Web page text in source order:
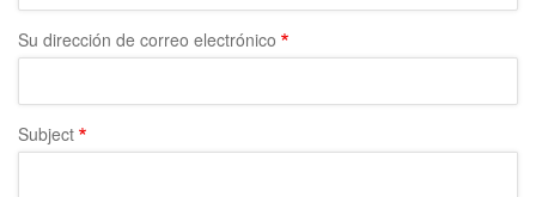
a
la
navegación
Su dirección de correo electrónico
Subject